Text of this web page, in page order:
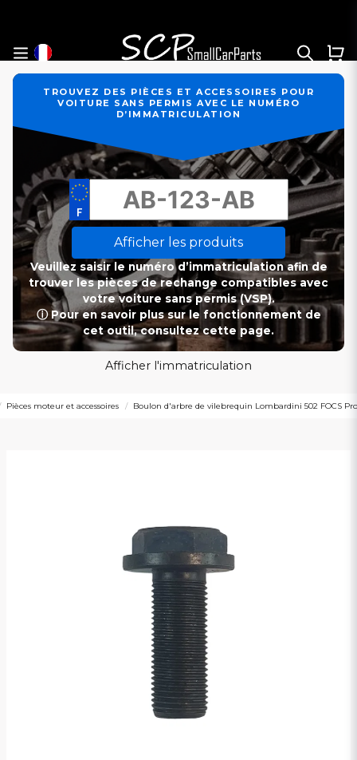
TROUVEZ DES PIÈCES ET ACCESSOIRES POUR
VOITURE SANS PERMIS AVEC LE NUMÉRO
D’IMMATRICULATION
Afficher les produits
Veuillez saisir le numéro d’immatriculation afin de
trouver les pièces de rechange compatibles avec
votre voiture sans permis (VSP).
ⓘ Pour en savoir plus sur le fonctionnement de
cet outil, consultez cette page.
Afficher l'immatriculation
Pièces moteur et accessoires Boulon d'arbre de vilebrequin Lombardini 502 FOCS